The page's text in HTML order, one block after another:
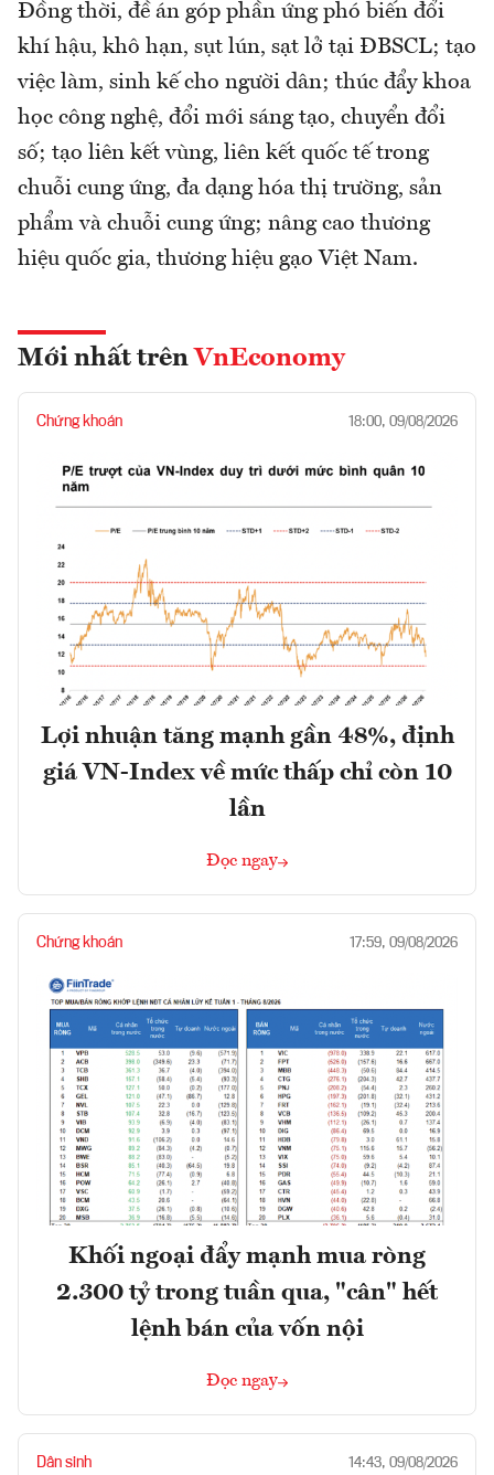
Đồng thời, đề án góp phần ứng phó biến đổi
khí hậu, khô hạn, sụt lún, sạt lở tại ĐBSCL; tạo
việc làm, sinh kế cho người dân; thúc đẩy khoa
học công nghệ, đổi mới sáng tạo, chuyển đổi
số; tạo liên kết vùng, liên kết quốc tế trong
chuỗi cung ứng, đa dạng hóa thị trường, sản
phẩm và chuỗi cung ứng; nâng cao thương
hiệu quốc gia, thương hiệu gạo Việt Nam.
Mới nhất trên VnEconomy
Chứng khoán 18:00, 09/08/2026
Lợi nhuận tăng mạnh gần 48%, định
giá VN-Index về mức thấp chỉ còn 10
lần
Đọc ngay
Chứng khoán 17:59, 09/08/2026
Khối ngoại đẩy mạnh mua ròng
2.300 tỷ trong tuần qua, "cân" hết
lệnh bán của vốn nội
Đọc ngay
Dân sinh 14:43, 09/08/2026